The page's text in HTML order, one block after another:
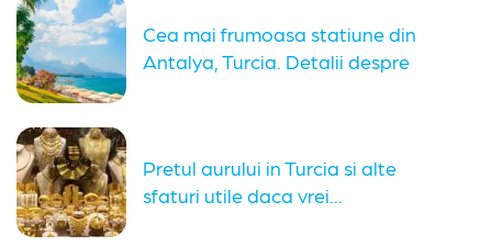
Cea mai frumoasa statiune din
Antalya, Turcia. Detalii despre
Pretul aurului in Turcia si alte
sfaturi utile daca vrei...